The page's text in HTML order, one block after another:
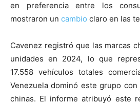
en preferencia entre los
mostraron un cambio claro en las
Cavenez registró que las marcas
unidades en 2024, lo que
17.558 vehículos totales
Venezuela dominó este grupo con
chinas. El informe atribuyó este